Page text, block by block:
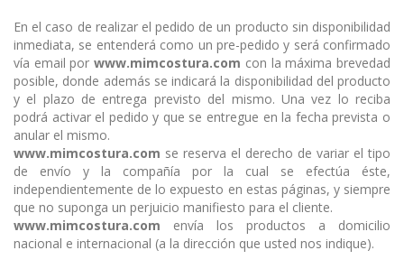
En el caso de realizar el pedido de un producto sin disponibilidad
inmediata, se entenderá como un pre-pedido y será confirmado
vía email porwww.mimcostura.com con la máxima brevedad
posible, donde además se indicará la disponibilidad del producto
y el plazo de entrega previsto del mismo. Una vez lo reciba
podrá activar el pedido y que se entregue en la fecha prevista o
anular el mismo.
www.mimcostura.com se reserva el derecho de variar el tipo
de envío y la compañía por la cual se efectúa éste,
independientemente de lo expuesto en estas páginas, y siempre
que no suponga un perjuicio manifiesto para el cliente.
www.mimcostura.com envía los productos a domicilio
nacional e internacional (a la dirección que usted nos indique).